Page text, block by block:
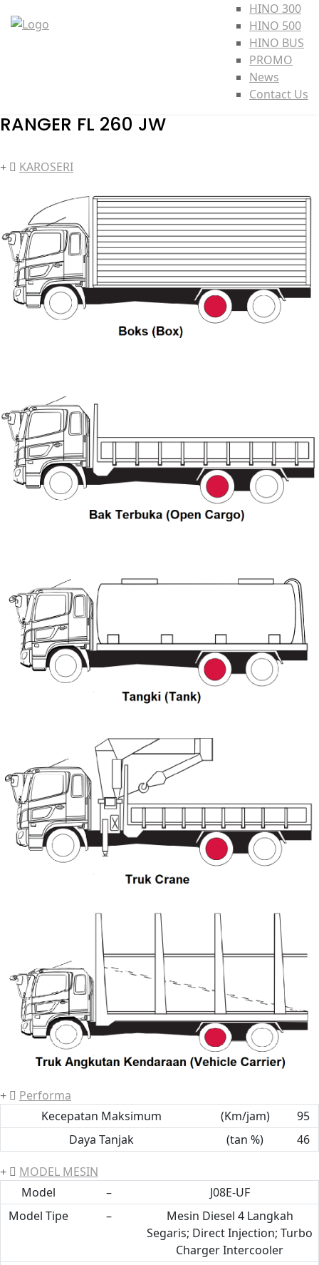
HINO 300
HINO 500
HINO BUS
PROMO
News
Contact Us
RANGER FL 260 JW
KAROSERI
Performa
Kecepatan Maksimum
(Km/jam)
95
Daya Tanjak
(tan %) 46
MODEL MESIN
Model
–
J08E-UF
Model Tipe
–
Mesin Diesel 4 Langkah
Segaris; Direct Injection; Turbo
Charger Intercooler